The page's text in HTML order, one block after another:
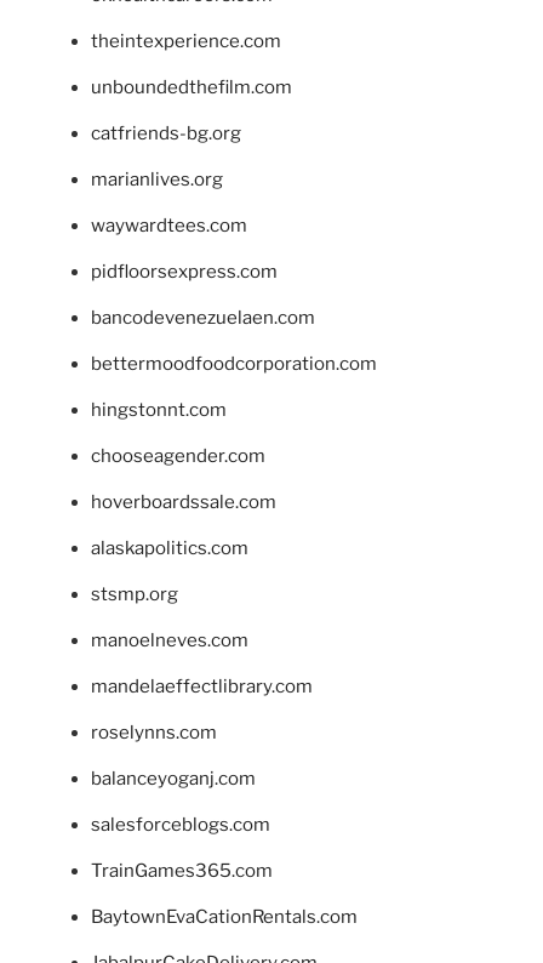
theintexperience.com
unboundedthefilm.com
catfriends-bg.org
marianlives.org
waywardtees.com
pidfloorsexpress.com
bancodevenezuelaen.com
bettermoodfoodcorporation.com
hingstonnt.com
chooseagender.com
hoverboardssale.com
alaskapolitics.com
stsmp.org
manoelneves.com
mandelaeffectlibrary.com
roselynns.com
balanceyoganj.com
salesforceblogs.com
TrainGames365.com
BaytownEvaCationRentals.com